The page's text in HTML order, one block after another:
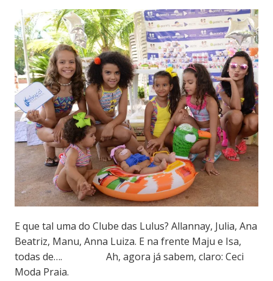
E que tal uma do Clube das Lulus? Allannay, Julia, Ana
Beatriz, Manu, Anna Luiza. E na frente Maju e Isa,
todas de…. Ah, agora já sabem, claro: Ceci
Moda Praia.